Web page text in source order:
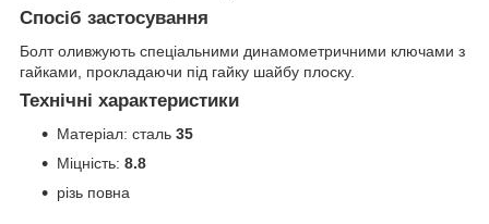
Спосіб застосування
Болт оливжують спеціальними динамометричними ключами з
гайками, прокладаючи під гайку шайбу плоску.
Технічні характеристики
Матеріал: сталь 35
Міцність: 8.8
різь повна